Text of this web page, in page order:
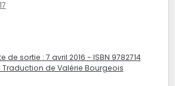
de sortie : 7 avril 2016 - ISBN 9782714
de Valérie Bourgeois